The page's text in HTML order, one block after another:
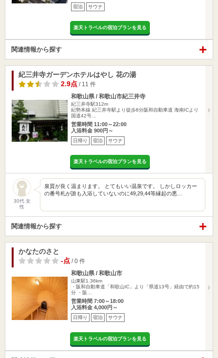
宿泊 サウナ
楽天トラベルの宿泊プランを見る
関連情報から探す
紀三井寺ガーデンホテルはやし 花の湯
2.9点 / 11 件
和歌山県 / 和歌山市紀三井寺
紀三井寺駅312m
紀勢本線 紀三井寺駅より徒歩8分阪和自動車道 海南ICより
国道42号…
営業時間 11:00～22:00
入浴料金 900円～
日帰り 宿泊 サウナ
楽天トラベルの宿泊プランを見る
30代 女
性
泉質が良く温まります。 とてもいい温泉です。 しかしロッカー
の番号札が誰も入浴していないのに49,29,44等縁起の悪…
関連情報から探す
かなたのさと
-点 / 0 件
和歌山県 / 和歌山市
山東駅1.36km
・阪和自動車道「和歌山IC」より「県道13号」経由で約15
分 ・阪…
営業時間 7:00～18:00
入浴料金 4,000円～
日帰り 宿泊 サウナ
楽天トラベルの宿泊プランを見る